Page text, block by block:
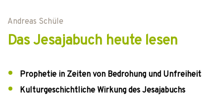
Andreas Schüle
Das Jesajabuch heute lesen
Prophetie in Zeiten von Bedrohung und Unfreiheit
Kulturgeschichtliche Wirkung des Jesajabuchs